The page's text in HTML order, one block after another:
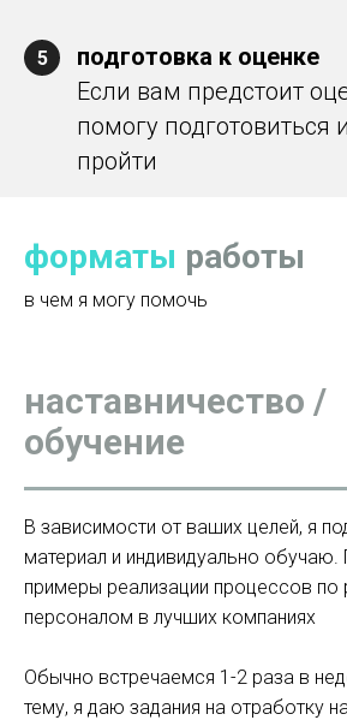
5
подготовка к оценке
Если вам предстоит
помогу подготовиться
пройти
форматы работы
в чем я могу помочь
наставничество /
обучение
В зависимости от ваших целей, я
материал и индивидуально
примеры реализации процессов по
персоналом в лучших компаниях
Обычно встречаемся 1-2 раза в
тему, я даю задания на отработку